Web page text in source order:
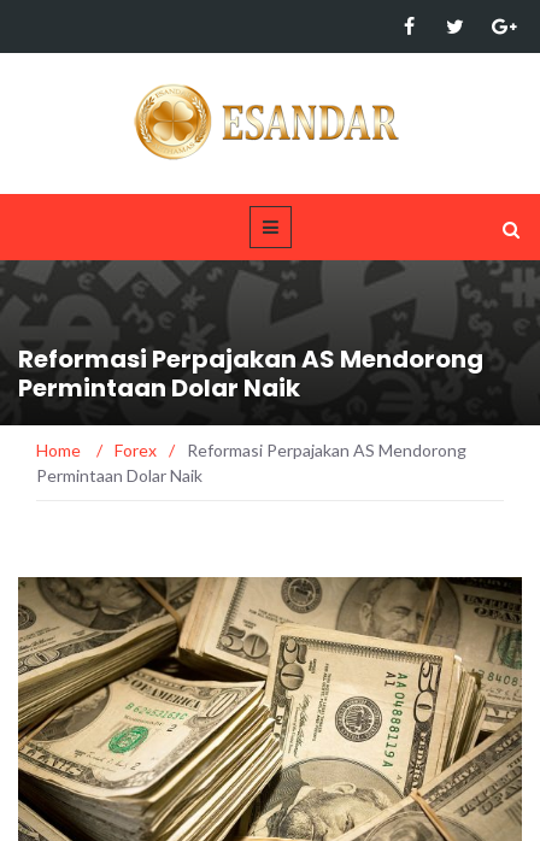
Reformasi Perpajakan AS Mendorong
Permintaan Dolar Naik
Home / Forex /
Reformasi Perpajakan AS Mendorong
Permintaan Dolar Naik